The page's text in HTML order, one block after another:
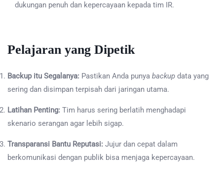
dukungan penuh dan kepercayaan kepada tim IR.
Pelajaran yang Dipetik
Backup itu Segalanya: Pastikan Anda punya backup data yang
sering dan disimpan terpisah dari jaringan utama.
Latihan Penting: Tim harus sering berlatih menghadapi
skenario serangan agar lebih sigap.
Transparansi Bantu Reputasi: Jujur dan cepat dalam
berkomunikasi dengan publik bisa menjaga kepercayaan.